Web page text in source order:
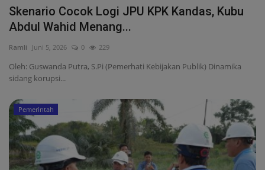
Ekonomi
Mitra
Nasional
Kesehatan
Skenario Cocok Logi JPU KPK Kandas, Kubu
Abdul Wahid Menang...
Ramli Juni 5, 2026 0 229
Oleh: Guswanda Putra, S.Pi (Pemerhati Kebijakan Publik) Dinamika
sidang korupsi...
Pemerintah